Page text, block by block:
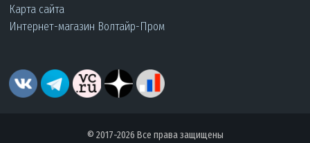
Карта сайта
Интернет-магазин Волтайр-Пром
© 2017-2026 Все права защищены